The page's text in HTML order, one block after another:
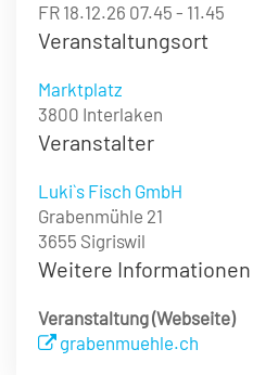
FR 18.12.26 07.45 - 11.45
Veranstaltungsort
Marktplatz
3800 Interlaken
Veranstalter
Luki`s Fisch GmbH
Grabenmühle 21
3655 Sigriswil
Weitere Informationen
Veranstaltung (Webseite)
grabenmuehle.ch